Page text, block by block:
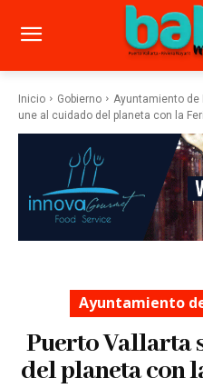
Inicio Gobierno Ayuntamiento de
une al cuidado del planeta con la
Ayuntamiento
Puerto Vallarta
del planeta con